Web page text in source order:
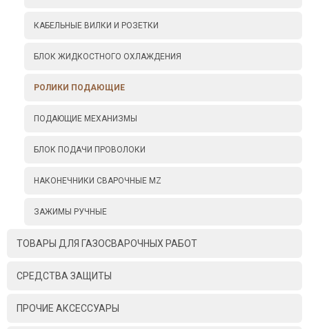
КАБЕЛЬНЫЕ ВИЛКИ И РОЗЕТКИ
БЛОК ЖИДКОСТНОГО ОХЛАЖДЕНИЯ
РОЛИКИ ПОДАЮЩИЕ
ПОДАЮЩИЕ МЕХАНИЗМЫ
БЛОК ПОДАЧИ ПРОВОЛОКИ
НАКОНЕЧНИКИ СВАРОЧНЫЕ MZ
ЗАЖИМЫ РУЧНЫЕ
ТОВАРЫ ДЛЯ ГАЗОСВАРОЧНЫХ РАБОТ
СРЕДСТВА ЗАЩИТЫ
ПРОЧИЕ АКСЕССУАРЫ